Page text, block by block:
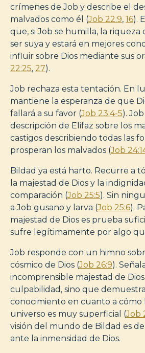
crímenes de Job y describe el
malvados como él (Job 22:9, 16).
que, si Job se humilla, la riqueza
ser suya y estará en mejores
influir sobre Dios mediante sus
22:25, 27).
Job rechaza esta tentación. En
mantiene la esperanza de que
fallará a su favor (Job 23:4-5).
descripción de Elifaz sobre los
castigos describiendo todas las
prosperan los malvados (Job
Bildad ya está harto. Recurre a
la majestad de Dios y la
comparación (Job 25:5). Sin
a Job gusano y larva (Job 25:6).
majestad de Dios es prueba
sufre legítimamente por algo
Job responde con un himno
cósmico de Dios (Job 26:9).
incomprensible majestad de
culpabilidad, sino que
conocimiento en cuanto a cómo
universo es muy superficial (Job
visión del mundo de Bildad es
ante la inmensidad de Dios.